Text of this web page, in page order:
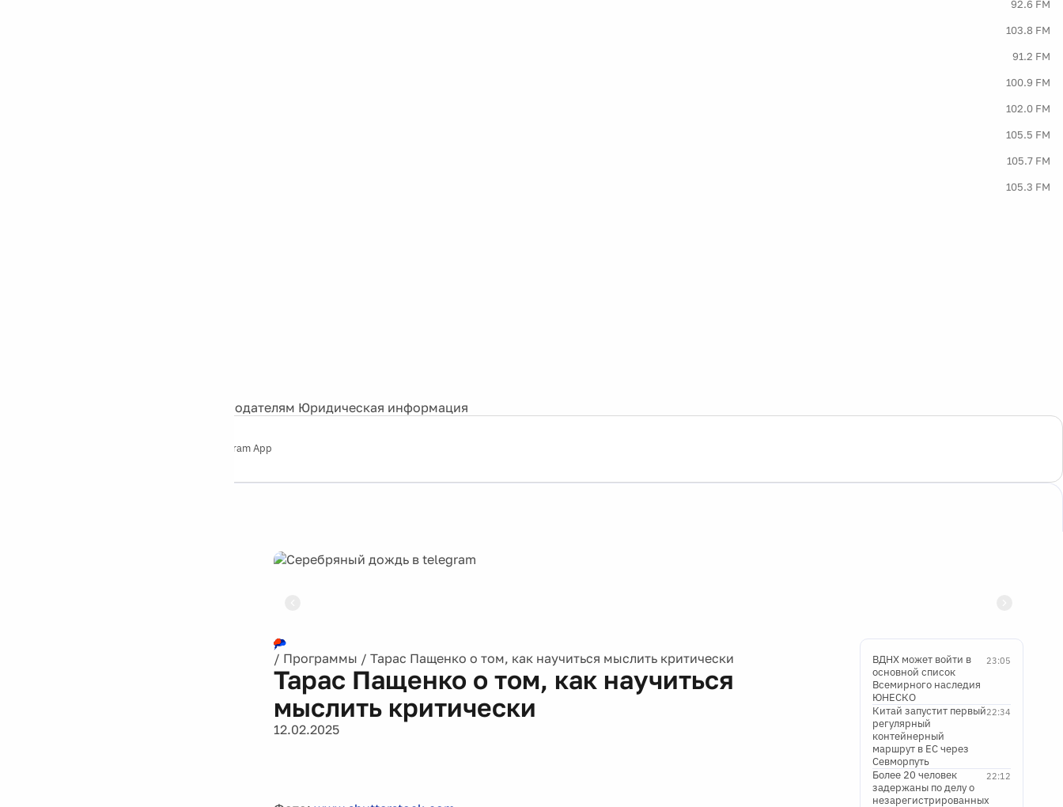
92.6 FM
103.8 FM
91.2 FM
100.9 FM
102.0 FM
105.5 FM
105.7 FM
105.3 FM
Рекламодателям Юридическая информация
Telegram App
/ Программы / Тарас Пащенко о том, как научиться мыслить критически
Тарас Пащенко о том, как научиться
мыслить критически
12.02.2025
23:05
ВДНХ может войти в
основной список
Всемирного наследия
ЮНЕСКО
22:34
Китай запустит первый
регулярный
контейнерный
маршрут в ЕС через
Севморпуть
22:12
Более 20 человек
задержаны по делу о
незарегистрированных